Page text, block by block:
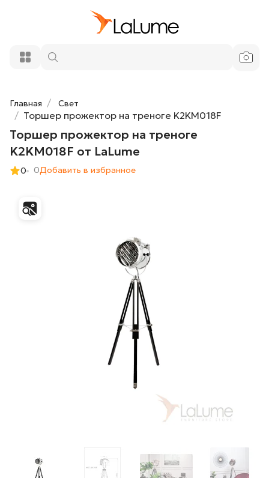
Главная Свет
Торшер прожектор на треноге K2KM018F
Торшер прожектор на треноге
K2KM018F от LaLume
0 0Добавить в избранное
K2KM018F от LaLume